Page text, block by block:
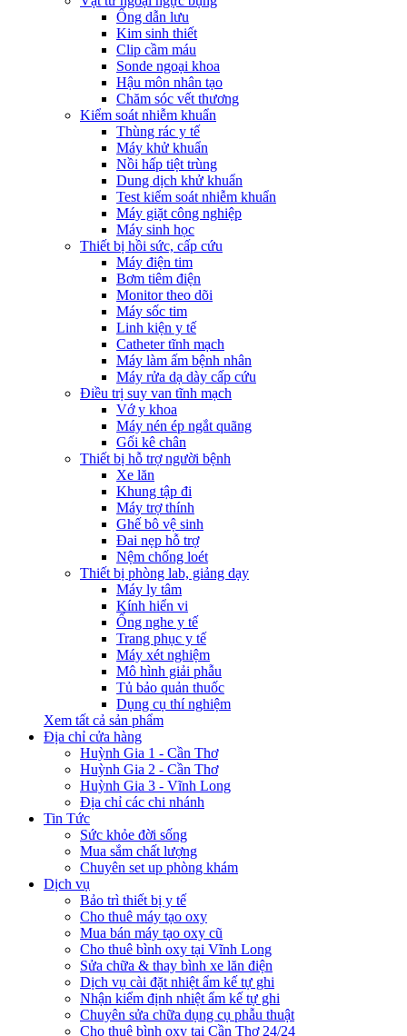
Ống dẫn lưu
Kim sinh thiết
Clip cầm máu
Sonde ngoại khoa
Hậu môn nhân tạo
Chăm sóc vết thương
Kiểm soát nhiễm khuẩn
Thùng rác y tế
Máy khử khuẩn
Nồi hấp tiệt trùng
Dung dịch khử khuẩn
Test kiểm soát nhiễm khuẩn
Máy giặt công nghiệp
Máy sinh học
Thiết bị hồi sức, cấp cứu
Máy điện tim
Bơm tiêm điện
Monitor theo dõi
Máy sốc tim
Linh kiện y tế
Catheter tĩnh mạch
Máy làm ấm bệnh nhân
Máy rửa dạ dày cấp cứu
Điều trị suy van tĩnh mạch
Vớ y khoa
Máy nén ép ngắt quãng
Gối kê chân
Thiết bị hỗ trợ người bệnh
Xe lăn
Khung tập đi
Máy trợ thính
Ghế bô vệ sinh
Đai nẹp hỗ trợ
Nệm chống loét
Thiết bị phòng lab, giảng dạy
Máy ly tâm
Kính hiển vi
Ống nghe y tế
Trang phục y tế
Máy xét nghiệm
Mô hình giải phẫu
Tủ bảo quản thuốc
Dụng cụ thí nghiệm
Xem tất cả sản phẩm
Địa chỉ cửa hàng
Huỳnh Gia 1 - Cần Thơ
Huỳnh Gia 2 - Cần Thơ
Huỳnh Gia 3 - Vĩnh Long
Địa chỉ các chi nhánh
Tin Tức
Sức khỏe đời sống
Mua sắm chất lượng
Chuyên set up phòng khám
Dịch vụ
Bảo trì thiết bị y tế
Cho thuê máy tạo oxy
Mua bán máy tạo oxy cũ
Cho thuê bình oxy tại Vĩnh Long
Sửa chữa & thay bình xe lăn điện
Dịch vụ cài đặt nhiệt ẩm kế tự ghi
Nhận kiểm định nhiệt ẩm kế tự ghi
Chuyên sửa chữa dụng cụ phẫu thuật
Cho thuê bình oxy tại Cần Thơ 24/24